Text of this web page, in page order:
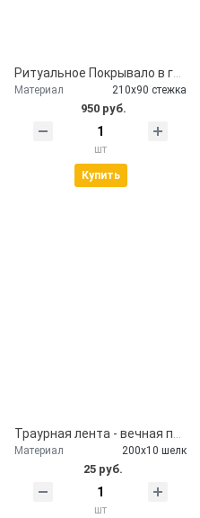
Ритуальное Покрывало в гроб глиттер серебро
Материал 210х90 стежка
950 руб.
шт
Купить
Материал 200х10 шелк
25 руб.
шт